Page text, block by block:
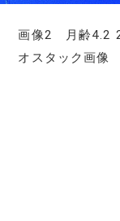
画像2 月齢4.2
オスタック画像